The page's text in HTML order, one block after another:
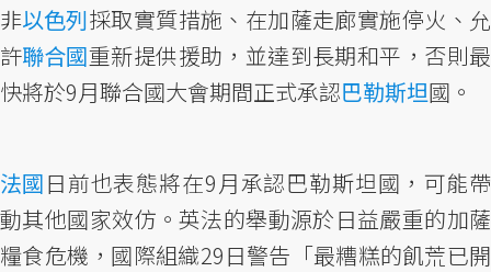
非以色列採取實質措施、在加薩走廊實施停火、允
許聯合國重新提供援助，並達到長期和平，否則最
快將於9月聯合國大會期間正式承認巴勒斯坦國。
法國日前也表態將在9月承認巴勒斯坦國，可能帶
動其他國家效仿。英法的舉動源於日益嚴重的加薩
糧食危機，國際組織29日警告「最糟糕的飢荒已開